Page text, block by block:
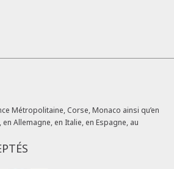
Métropolitaine, Corse, Monaco ainsi qu’en
Allemagne, en Italie, en Espagne, au